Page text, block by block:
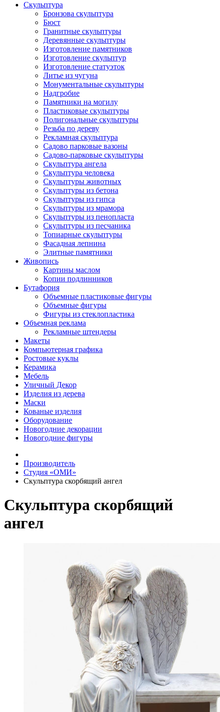
Скульптура
Бронзова скульптура
Бюст
Гранитные скульптуры
Деревянные скульптуры
Изготовление памятников
Изготовление скульптур
Изготовление статуэток
Литье из чугуна
Монументальные скульптуры
Надгробие
Памятники на могилу
Пластиковые скульптуры
Полигональные скульптуры
Резьба по дереву
Рекламная скульптура
Садово парковые вазоны
Садово-парковые скульптуры
Скульптура ангела
Скульптура человека
Скульптуры животных
Скульптуры из бетона
Скульптуры из гипса
Скульптуры из мрамора
Скульптуры из пенопласта
Скульптуры из песчаника
Топиарные скульптуры
Фасадная лепнина
Элитные памятники
Живопись
Картины маслом
Копии подлинников
Бутафория
Объемные пластиковые фигуры
Объемные фигуры
Фигуры из стеклопластика
Объемная реклама
Рекламные штендеры
Макеты
Компьютерная графика
Ростовые куклы
Керамика
Мебель
Уличный Декор
Изделия из дерева
Маски
Кованые изделия
Оборудование
Новогодние декорации
Новогодние фигуры
Производитель
Студия «ОМИ»
Скульптура скорбящий ангел
Скульптура скорбящий
ангел